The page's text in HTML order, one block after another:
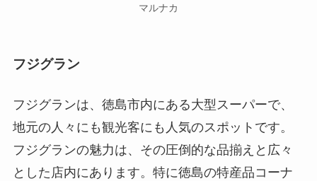
マルナカ
フジグラン
フジグランは、徳島市内にある大型スーパーで、
地元の人々にも観光客にも人気のスポットです。
フジグランの魅力は、その圧倒的な品揃えと広々
とした店内にあります。特に徳島の特産品コーナ